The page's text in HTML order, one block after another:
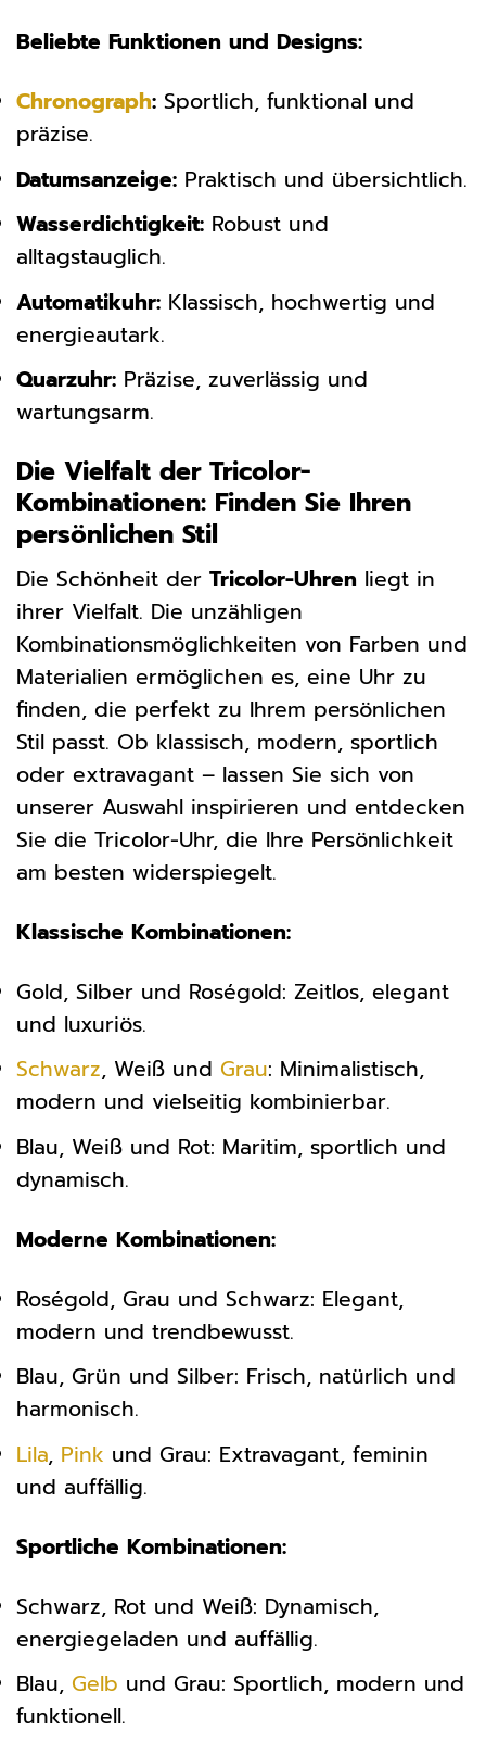
Beliebte Funktionen und Designs:
Chronograph: Sportlich, funktional und
präzise.
Datumsanzeige: Praktisch und übersichtlich.
Wasserdichtigkeit: Robust und
alltagstauglich.
Automatikuhr: Klassisch, hochwertig und
energieautark.
Quarzuhr: Präzise, zuverlässig und
wartungsarm.
Die Vielfalt der Tricolor-
Kombinationen: Finden Sie Ihren
persönlichen Stil
Die Schönheit der Tricolor-Uhren liegt in
ihrer Vielfalt. Die unzähligen
Kombinationsmöglichkeiten von Farben und
Materialien ermöglichen es, eine Uhr zu
finden, die perfekt zu Ihrem persönlichen
Stil passt. Ob klassisch, modern, sportlich
oder extravagant – lassen Sie sich von
unserer Auswahl inspirieren und entdecken
Sie die Tricolor-Uhr, die Ihre Persönlichkeit
am besten widerspiegelt.
Klassische Kombinationen:
Gold, Silber und Roségold: Zeitlos, elegant
und luxuriös.
Schwarz, Weiß und Grau: Minimalistisch,
modern und vielseitig kombinierbar.
Blau, Weiß und Rot: Maritim, sportlich und
dynamisch.
Moderne Kombinationen:
Roségold, Grau und Schwarz: Elegant,
modern und trendbewusst.
Blau, Grün und Silber: Frisch, natürlich und
harmonisch.
Lila, Pink und Grau: Extravagant, feminin
und auffällig.
Sportliche Kombinationen:
Schwarz, Rot und Weiß: Dynamisch,
energiegeladen und auffällig.
Blau, Gelb und Grau: Sportlich, modern und
funktionell.